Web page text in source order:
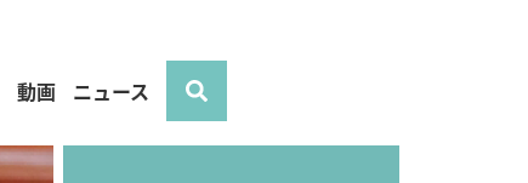
動画 ニュース